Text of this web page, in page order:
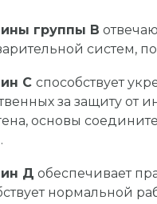
группы В
систем,
С способствует
за защиту от
основы
Д обеспечивает
нормальной